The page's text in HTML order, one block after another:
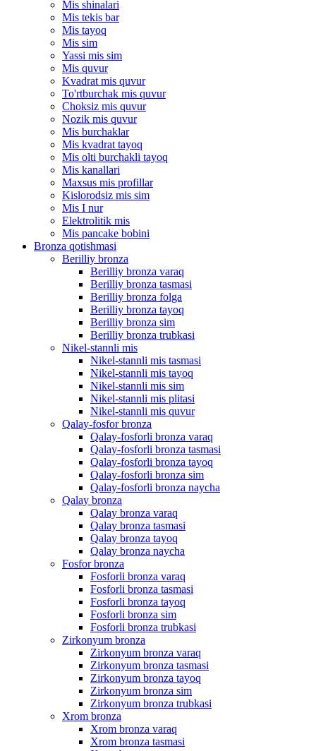
Mis shinalari
Mis tekis bar
Mis tayoq
Mis sim
Yassi mis sim
Mis quvur
Kvadrat mis quvur
To'rtburchak mis quvur
Choksiz mis quvur
Nozik mis quvur
Mis burchaklar
Mis kvadrat tayoq
Mis olti burchakli tayoq
Mis kanallari
Maxsus mis profillar
Kislorodsiz mis sim
Mis I nur
Elektrolitik mis
Mis pancake bobini
Bronza qotishmasi
Berilliy bronza
Berilliy bronza varaq
Berilliy bronza tasmasi
Berilliy bronza folga
Berilliy bronza tayoq
Berilliy bronza sim
Berilliy bronza trubkasi
Nikel-stannli mis
Nikel-stannli mis tasmasi
Nikel-stannli mis tayoq
Nikel-stannli mis sim
Nikel-stannli mis plitasi
Nikel-stannli mis quvur
Qalay-fosfor bronza
Qalay-fosforli bronza varaq
Qalay-fosforli bronza tasmasi
Qalay-fosforli bronza tayoq
Qalay-fosforli bronza sim
Qalay-fosforli bronza naycha
Qalay bronza
Qalay bronza varaq
Qalay bronza tasmasi
Qalay bronza tayoq
Qalay bronza naycha
Fosfor bronza
Fosforli bronza varaq
Fosforli bronza tasmasi
Fosforli bronza tayoq
Fosforli bronza sim
Fosforli bronza trubkasi
Zirkonyum bronza
Zirkonyum bronza varaq
Zirkonyum bronza tasmasi
Zirkonyum bronza tayoq
Zirkonyum bronza sim
Zirkonyum bronza trubkasi
Xrom bronza
Xrom bronza varaq
Xrom bronza tasmasi